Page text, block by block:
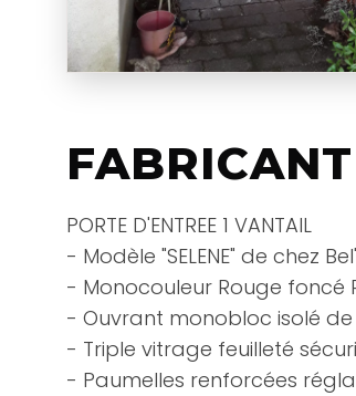
FABRICANT
PORTE D'ENTREE 1 VANTAIL
- Modèle "SELENE" de chez
- Monocouleur Rouge foncé
- Ouvrant monobloc isolé
- Triple vitrage feuilleté
- Paumelles renforcées